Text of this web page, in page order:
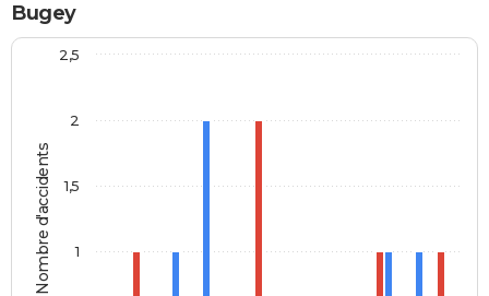
Bugey
Nombre d'accidents 1
1,5
2
2,5